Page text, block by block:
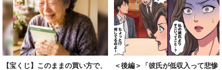
【宝くじ】このままの買い方で、
＜後編＞「彼氏が低収入って悲惨